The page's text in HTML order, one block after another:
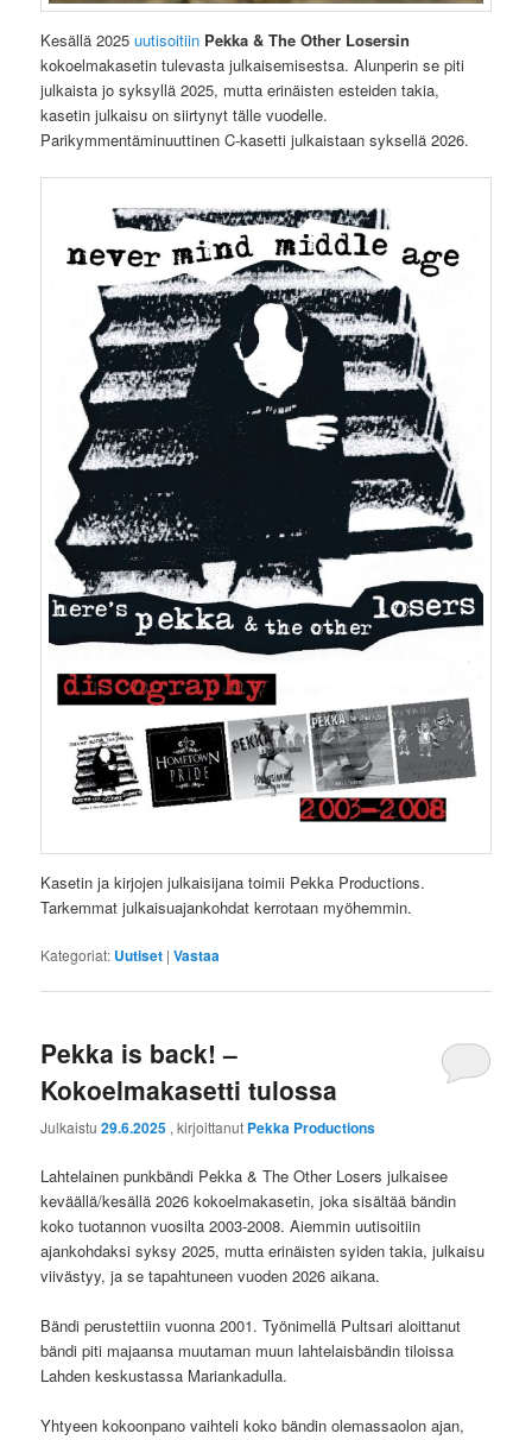
Kesällä 2025uutisoitiin Pekka & The Other Losersin
kokoelmakasetin tulevasta julkaisemisestsa. Alunperin se piti
julkaista jo syksyllä 2025, mutta erinäisten esteiden takia,
kasetin julkaisu on siirtynyt tälle vuodelle.
Parikymmentäminuuttinen C-kasetti julkaistaan syksellä 2026.
Kasetin ja kirjojen julkaisijana toimii Pekka Productions.
Tarkemmat julkaisuajankohdat kerrotaan myöhemmin.
Kategoriat: Uutiset |Vastaa
Pekka is back! –
Kokoelmakasetti tulossa
Julkaistu29.6.2025 , kirjoittanut Pekka Productions
Lahtelainen punkbändi Pekka & The Other Losers julkaisee
keväällä/kesällä 2026 kokoelmakasetin, joka sisältää bändin
koko tuotannon vuosilta 2003-2008. Aiemmin uutisoitiin
ajankohdaksi syksy 2025, mutta erinäisten syiden takia, julkaisu
viivästyy, ja se tapahtuneen vuoden 2026 aikana.
Bändi perustettiin vuonna 2001. Työnimellä Pultsari aloittanut
bändi piti majaansa muutaman muun lahtelaisbändin tiloissa
Lahden keskustassa Mariankadulla.
Yhtyeen kokoonpano vaihteli koko bändin olemassaolon ajan,